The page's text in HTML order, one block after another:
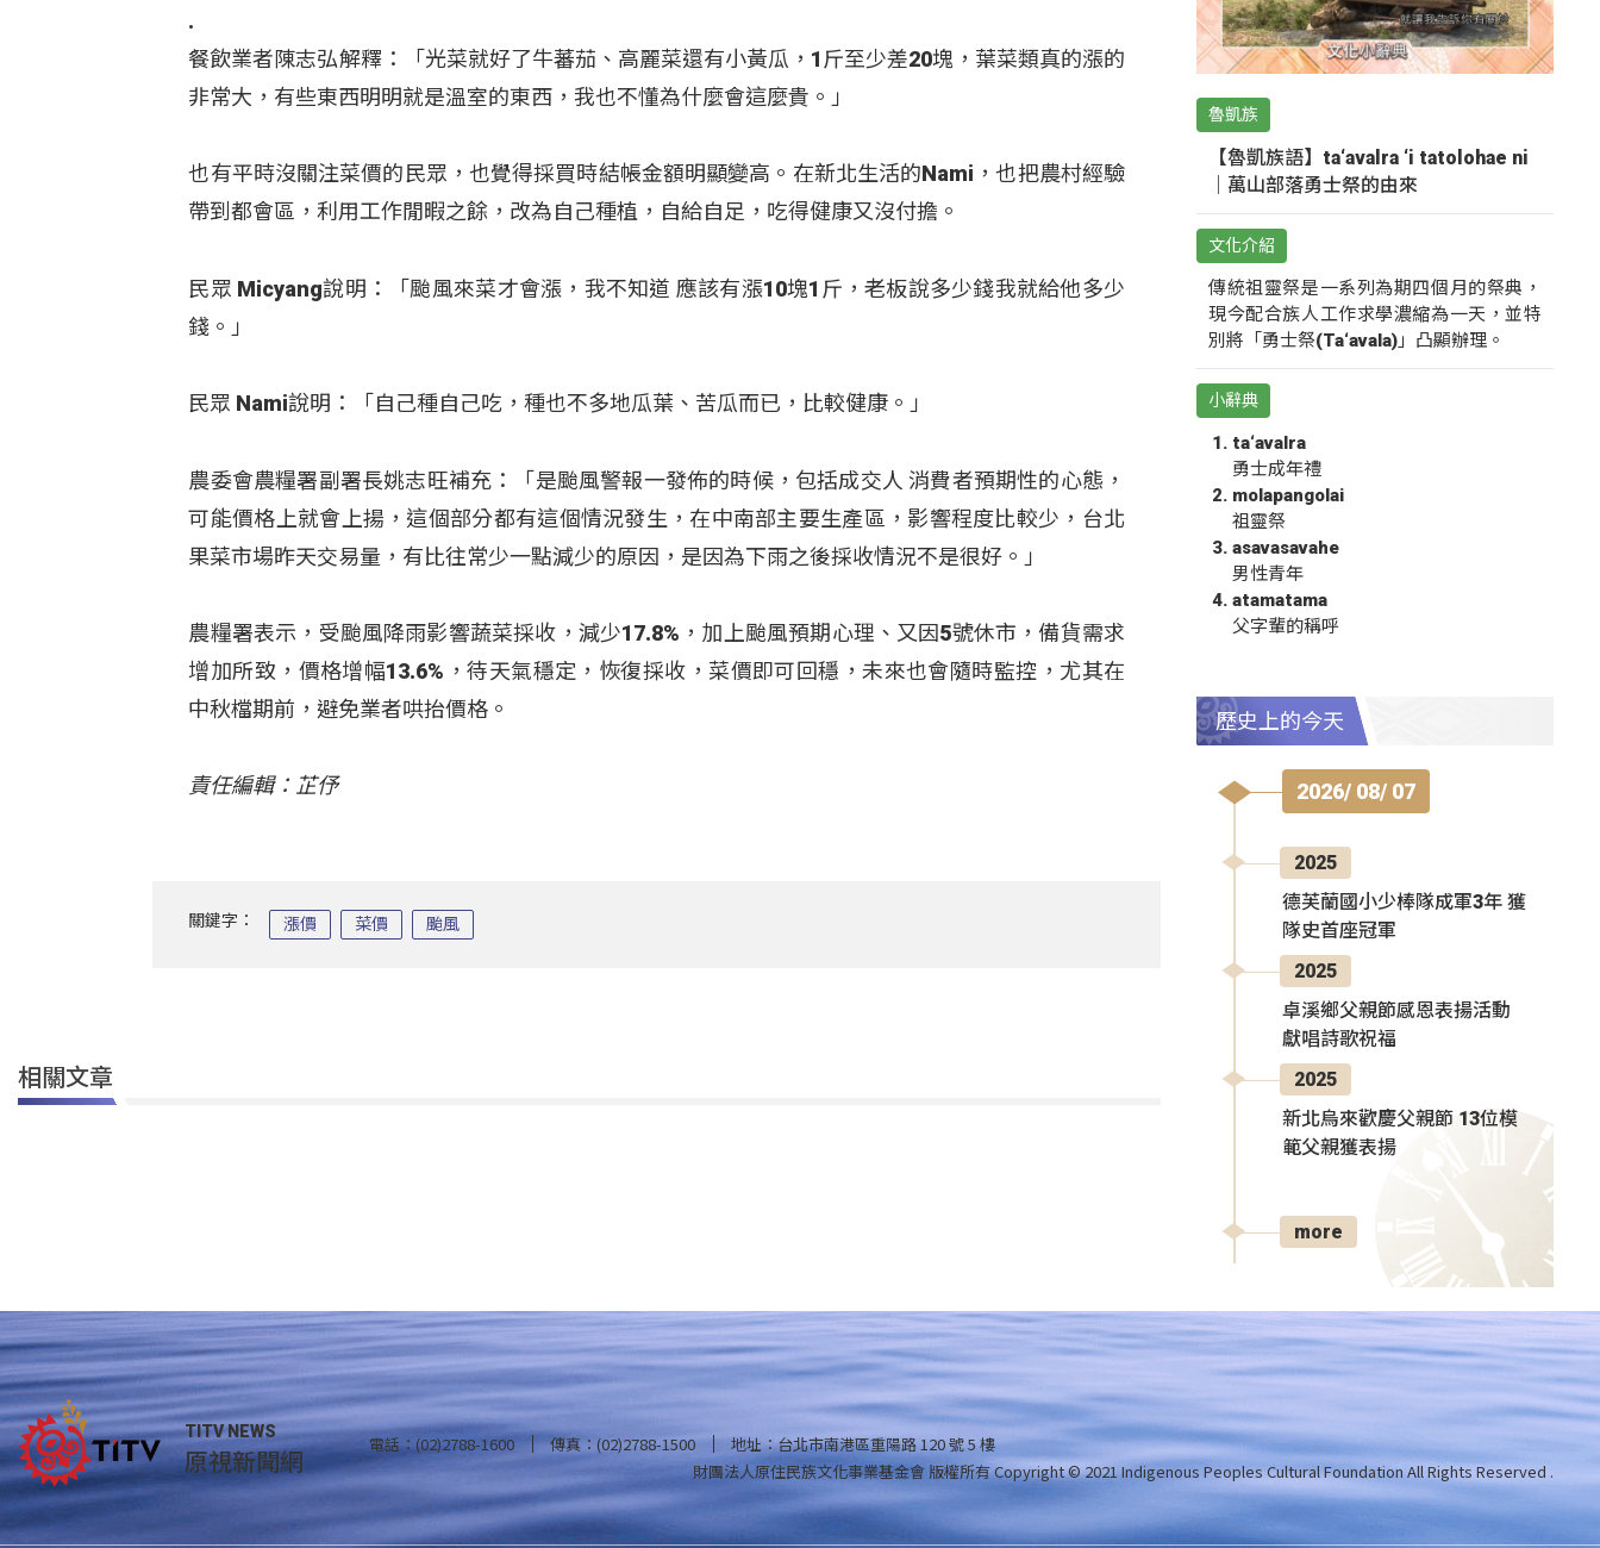
.
餐飲業者陳志弘解釋：「光菜就好了牛蕃茄、高麗菜還有小黃瓜，1斤至少差20塊，葉菜類真的漲的
非常大，有些東西明明就是溫室的東西，我也不懂為什麼會這麼貴。」
也有平時沒關注菜價的民眾，也覺得採買時結帳金額明顯變高。在新北生活的Nami，也把農村經驗
帶到都會區，利用工作閒暇之餘，改為自己種植，自給自足，吃得健康又沒付擔。
民眾 Micyang說明：「颱風來菜才會漲，我不知道 應該有漲10塊1斤，老板說多少錢我就給他多少
錢。」
民眾 Nami說明：「自己種自己吃，種也不多地瓜葉、苦瓜而已，比較健康。」
農委會農糧署副署長姚志旺補充：「是颱風警報一發佈的時候，包括成交人 消費者預期性的心態，
可能價格上就會上揚，這個部分都有這個情況發生，在中南部主要生產區，影響程度比較少，台北
果菜市場昨天交易量，有比往常少一點減少的原因，是因為下雨之後採收情況不是很好。」
農糧署表示，受颱風降雨影響蔬菜採收，減少17.8%，加上颱風預期心理、又因5號休市，備貨需求
增加所致，價格增幅13.6%，待天氣穩定，恢復採收，菜價即可回穩，未來也會隨時監控，尤其在
中秋檔期前，避免業者哄抬價格。
責任編輯：芷伃
關鍵字： 漲價 菜價 颱風
相關文章
魯凱族
【魯凱族語】ta‘avalra ‘i tatolohae ni
｜萬山部落勇士祭的由來
文化介紹
傳統祖靈祭是一系列為期四個月的祭典，
現今配合族人工作求學濃縮為一天，並特
別將「勇士祭(Ta‘avala)」凸顯辦理。
小辭典
ta‘avalra
勇士成年禮
molapangolai
祖靈祭
asavasavahe
男性青年
atamatama
父字輩的稱呼
歷史上的今天
2026/ 08/ 07
2025
德芙蘭國小少棒隊成軍3年 獲
隊史首座冠軍
2025
卓溪鄉父親節感恩表揚活動
獻唱詩歌祝福
2025
新北烏來歡慶父親節 13位模
範父親獲表揚
more
TITV NEWS
原視新聞網 電話：(02)2788-1600 傳真：(02)2788-1500
地址：台北市南港區重陽路 120 號 5 樓
財團法人原住民族文化事業基金會 版權所有Copyright © 2021 Indigenous Peoples Cultural Foundation All Rights Reserved .